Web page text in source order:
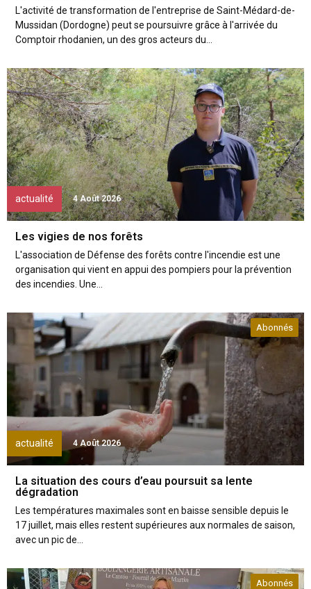
L'activité de transformation de l'entreprise de Saint-Médard-de-
Mussidan (Dordogne) peut se poursuivre grâce à l'arrivée du
Comptoir rhodanien, un des gros acteurs du...
actualité 4 Août 2026
Les vigies de nos forêts
L'association de Défense des forêts contre l'incendie est une
organisation qui vient en appui des pompiers pour la prévention
des incendies. Une...
actualité
Abonnés
4 Août 2026
La situation des cours d’eau poursuit sa lente
dégradation
Les températures maximales sont en baisse sensible depuis le
17 juillet, mais elles restent supérieures aux normales de saison,
avec un pic de...
Abonnés